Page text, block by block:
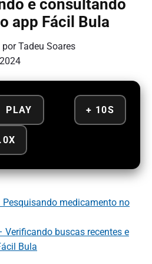
e consultando
app Fácil Bula
Tadeu Soares
PLAY + 10S
medicamento no
Verificando buscas recentes e
Bula